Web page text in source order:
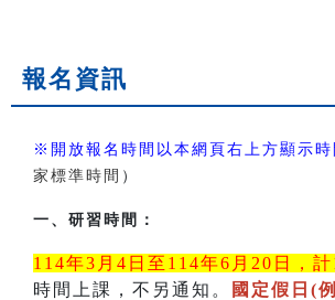
報名資訊
※開放報名時間以本網頁右上方顯示時
家標準時間 ）
一、研習時間：
114年3月4日至114年6月20日，計
時間上課，不另通知。
國定假日(